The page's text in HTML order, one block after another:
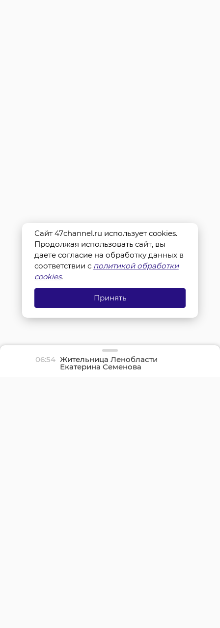
06:54 Жительница Ленобласти
Екатерина Семенова
отпраздновала
Сайт 47channel.ru использует cookies.
Продолжая использовать сайт, вы
даете согласие на обработку данных в
соответствии с политикой обработки
cookies.
Принять